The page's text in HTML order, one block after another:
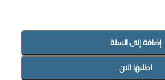
إضافة إلى السلة
اطلبها الان